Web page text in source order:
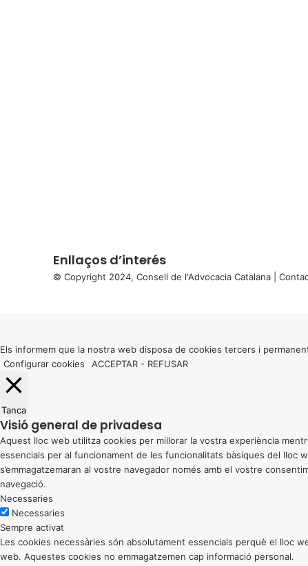
Enllaços d’interés
© Copyright 2024, Consell de l'Advocacia Catalana |
button
Els informem que la nostra web disposa de cookies tercers i
Configurar cookies
ACCEPTAR - REFUSAR
Tanca
Visió general de privadesa
Aquest lloc web utilitza cookies per millorar la vostra experiència
essencials per al funcionament de les funcionalitats bàsiques del lloc
s’emmagatzemaran al vostre navegador només amb el vostre
navegació.
Necessaries
Necessaries
Sempre activat
Les cookies necessàries són absolutament essencials perquè el lloc
web. Aquestes cookies no emmagatzemen cap informació personal.